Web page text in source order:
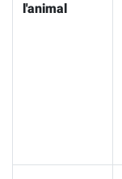
l'animal